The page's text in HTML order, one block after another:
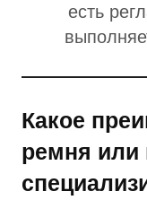
есть
Какое
ремня